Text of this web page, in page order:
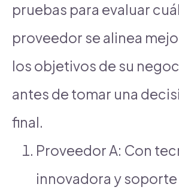
pruebas para evaluar cuál
proveedor se alinea
los objetivos de su
antes de tomar una
final.
Proveedor A: Con
innovadora y